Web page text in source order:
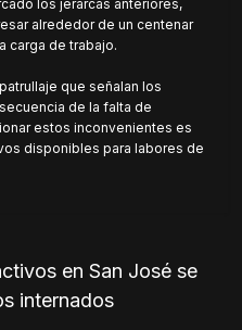
los jerarcas anteriores,
alrededor de un centenar
carga de trabajo.
que señalan los
de la falta de
estos inconvenientes es
disponibles para labores de
en San José se
internados